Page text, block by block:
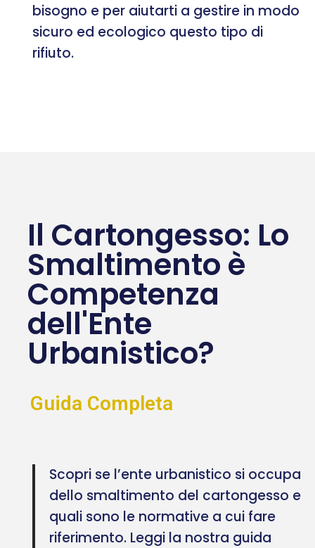
bisogno e per aiutarti a gestire in modo
sicuro ed ecologico questo tipo di
rifiuto.
Il Cartongesso: Lo
Smaltimento è
Competenza
dell'Ente
Urbanistico?
Guida Completa
Scopri se l’ente urbanistico si occupa
dello smaltimento del cartongesso e
quali sono le normative a cui fare
riferimento. Leggi la nostra guida